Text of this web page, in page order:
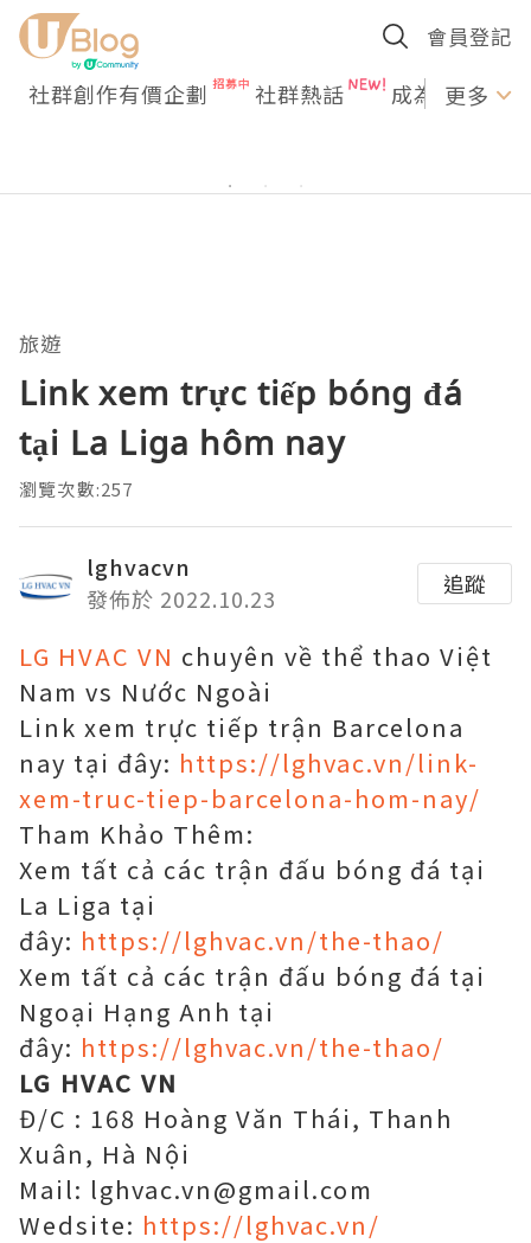
會員登記
社群創作有價企劃 社群熱話 成為U更多
旅遊
Link xem trực tiếp bóng đá
tại La Liga hôm nay
瀏覽次數:257
lghvacvn
發佈於 2022.10.23
追蹤
LG HVAC VN chuyên về thể thao Việt
Nam vs Nước Ngoài
Link xem trực tiếp trận Barcelona
nay tại đây: https://lghvac.vn/link-
xem-truc-tiep-barcelona-hom-nay/
Tham Khảo Thêm:
Xem tất cả các trận đấu bóng đá tại
La Liga tại
đây: https://lghvac.vn/the-thao/
Xem tất cả các trận đấu bóng đá tại
Ngoại Hạng Anh tại
đây: https://lghvac.vn/the-thao/
LG HVAC VN
Đ/C : 168 Hoàng Văn Thái, Thanh
Xuân, Hà Nội
Mail: lghvac.vn@gmail.com
Wedsite: https://lghvac.vn/